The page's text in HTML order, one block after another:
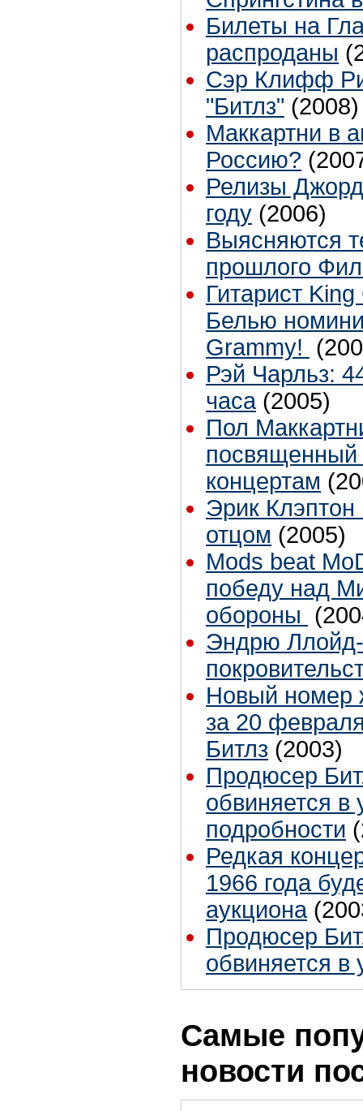
Билеты на
распроданы
Сэр Клифф
"Битлз" (2008)
Маккартни в
Россию?
Релизы
году (2006)
Выясняются
прошлого
Гитарист
Белью
Grammy!
Рэй Чарльз:
часа (2005)
Пол
посвященный
концертам
Эрик Клэптон
отцом (2005)
Mods beat
победу над
обороны
Эндрю
Новый номер
за 20
Битлз (2003)
Продюсер
обвиняется в
подробности
Редкая
1966 года
аукциона
Продюсер
обвиняется в
Самые
новости